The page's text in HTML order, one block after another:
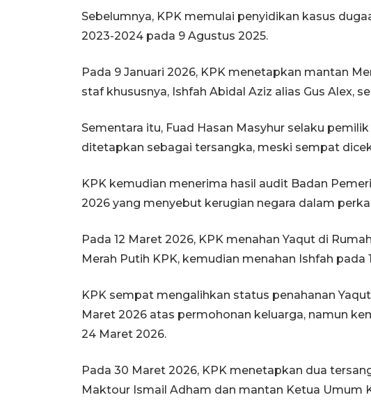
Sebelumnya, KPK memulai penyidikan kasus
2023-2024 pada 9 Agustus 2025.
Pada 9 Januari 2026, KPK menetapkan mantan
staf khususnya, Ishfah Abidal Aziz alias Gus Alex,
Sementara itu, Fuad Hasan Masyhur selaku
ditetapkan sebagai tersangka, meski sempat
KPK kemudian menerima hasil audit Badan
2026 yang menyebut kerugian negara dalam
Pada 12 Maret 2026, KPK menahan Yaqut di
Merah Putih KPK, kemudian menahan Ishfah pada
KPK sempat mengalihkan status penahanan
Maret 2026 atas permohonan keluarga, namun
24 Maret 2026.
Pada 30 Maret 2026, KPK menetapkan dua
Maktour Ismail Adham dan mantan Ketua Umum